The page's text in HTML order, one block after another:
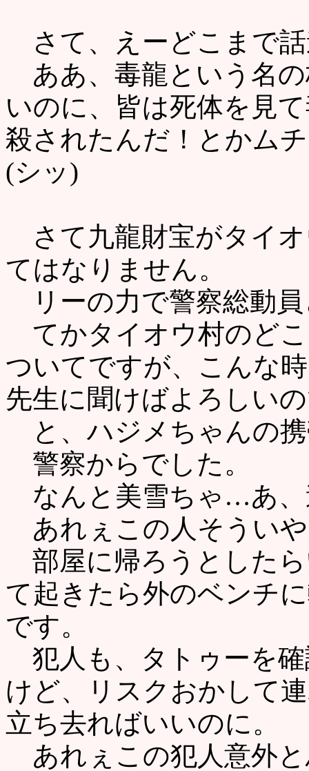
さて、えーどこまで
ああ、毒龍という名
いのに、皆は死体を見
殺されたんだ！とかム
(シッ)
さて九龍財宝がタイ
てはなりません。
リーの力で警察総動
てかタイオウ村のど
ついてですが、こんな
先生に聞けばよろしい
と、ハジメちゃんの
警察からでした。
なんと美雪ちゃ…あ、
あれぇこの人そうい
部屋に帰ろうとした
て起きたら外のベンチ
です。
犯人も、タトゥーを
けど、リスクおかして
立ち去ればいいのに。
あれぇこの犯人意外